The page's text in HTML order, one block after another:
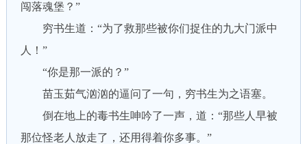
闯落魂堡？”
穷书生道：“为了救那些被你们捉住的九大门派中
人！”
“你是那一派的？”
苗玉茹气汹汹的逼问了一句，穷书生为之语塞。
倒在地上的毒书生呻吟了一声，道：“那些人早被
那位怪老人放走了，还用得着你多事。”